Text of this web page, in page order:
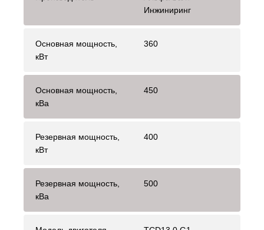
Инжиниринг
Основная мощность,
кВт
360
Основная мощность,
кВа
450
Резервная мощность,
кВт
400
Резервная мощность,
кВа
500